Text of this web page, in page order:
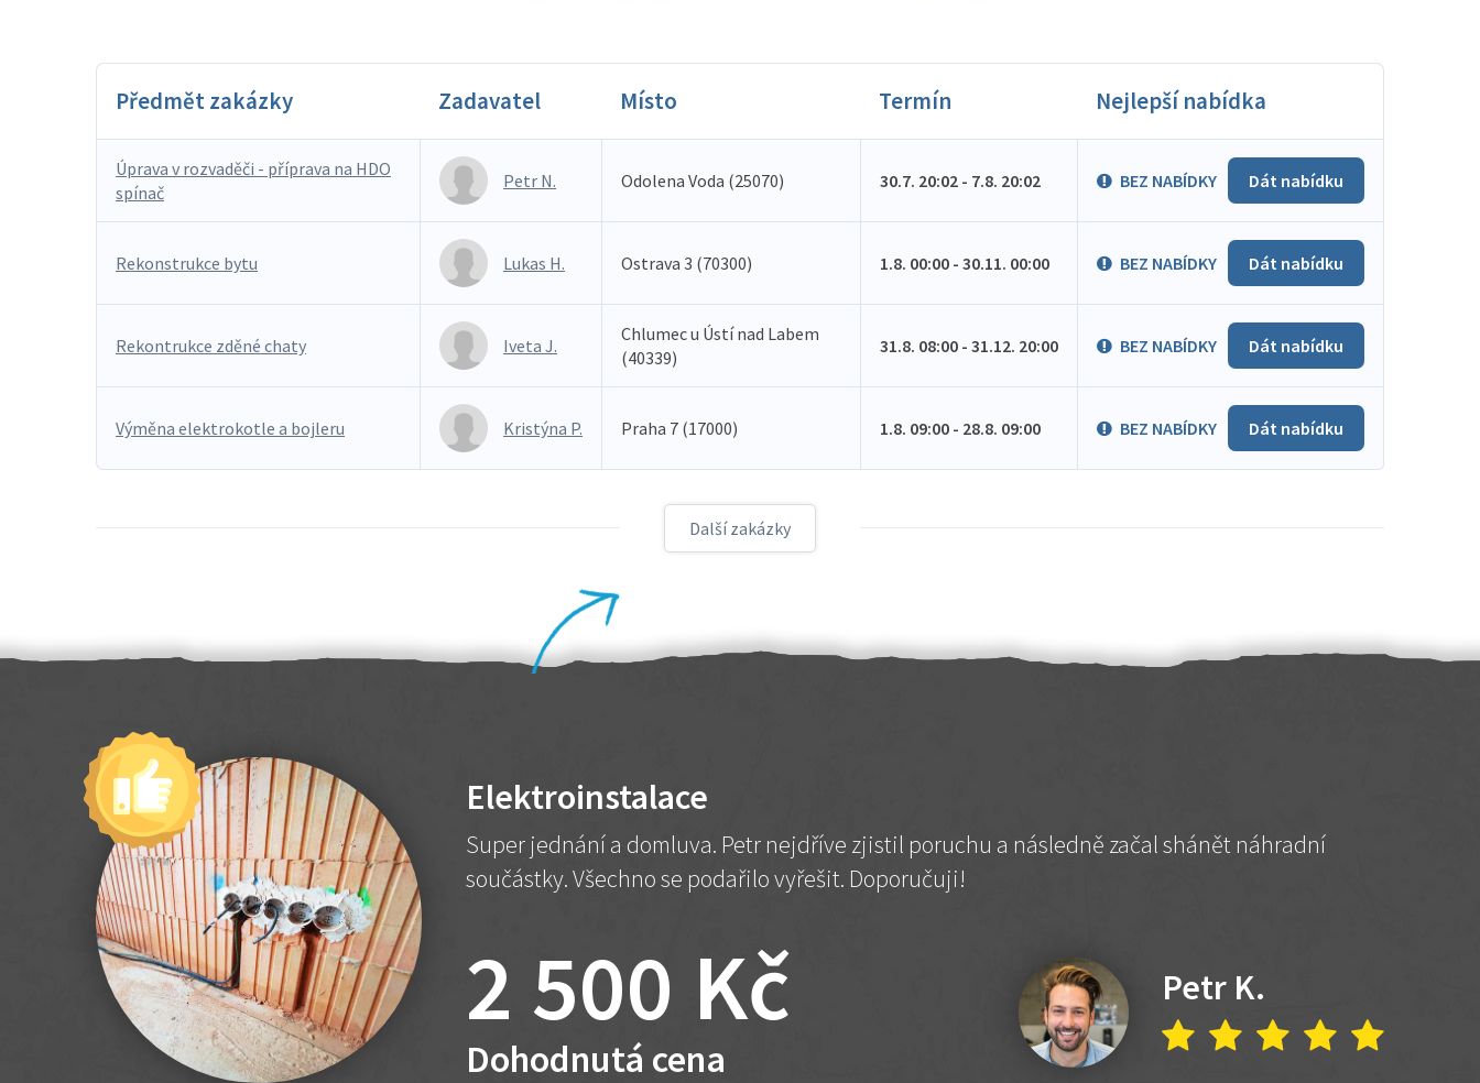
Předmět zakázky Zadavatel Místo Termín Nejlepší nabídka
Úprava v rozvaděči - příprava na HDO
spínač
Petr N. Odolena Voda (25070) 30.7. 20:02 - 7.8. 20:02 BEZ NABÍDKY Dát nabídku
Rekonstrukce bytu Lukas H. Ostrava 3 (70300) 1.8. 00:00 - 30.11. 00:00 BEZ NABÍDKY Dát nabídku
Rekontrukce zděné chaty Iveta J.
Chlumec u Ústí nad Labem
(40339)
31.8. 08:00 - 31.12. 20:00 BEZ NABÍDKY Dát nabídku
Výměna elektrokotle a bojleru Kristýna P. Praha 7 (17000) 1.8. 09:00 - 28.8. 09:00 BEZ NABÍDKY Dát nabídku
Další zakázky
Elektroinstalace
Super jednání a domluva. Petr nejdříve zjistil poruchu a následně začal shánět náhradní
součástky. Všechno se podařilo vyřešit. Doporučuji!
2 500 Kč
Dohodnutá cena
Petr K.